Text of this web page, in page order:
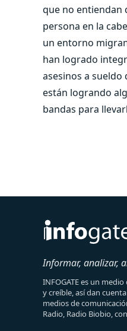
que no entiendan
persona en la
un entorno
han logrado
asesinos a sueldo
están logrando
bandas para
Informar, analizar,
INFOGATE es un
y creíble, así dan
medios de
Radio, Radio Biobio,